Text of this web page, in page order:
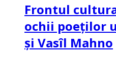
Frontul
ochii poeților
și Vasîl Mahno